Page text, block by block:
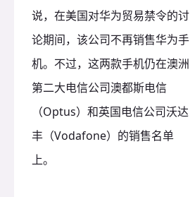
说，在美国对华为贸易禁令的讨
论期间，该公司不再销售华为手
机。 不过，这两款手机仍在澳洲
第二大电信公司澳都斯电信
（Optus）和英国电信公司沃达
丰（Vodafone）的销售名单
上。